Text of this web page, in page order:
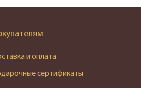
и оплата
сертификаты